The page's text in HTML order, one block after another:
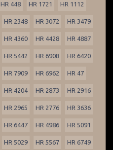
HR 448 HR 1721 HR 1112
HR 2348 HR 3072 HR 3479
HR 4360 HR 4428 HR 4887
HR 5442 HR 6908 HR 6420
HR 7909 HR 6962 HR 47
HR 4204 HR 2873 HR 2916
HR 2965 HR 2776 HR 3636
HR 6447 HR 4986 HR 5091
HR 5029 HR 5567 HR 6749